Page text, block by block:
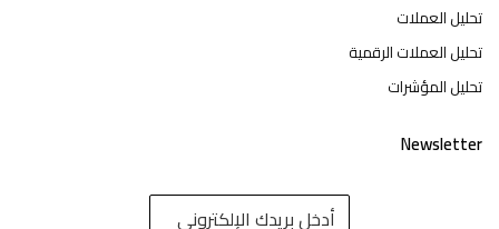
تحليل العملات
تحليل العملات الرقمية
تحليل المؤشرات
Newsletter